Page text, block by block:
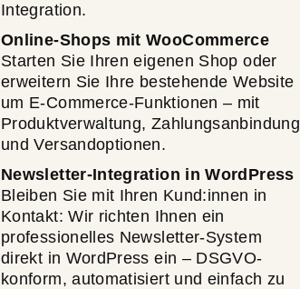
Integration.
Online-Shops mit WooCommerce
Starten Sie Ihren eigenen Shop oder
erweitern Sie Ihre bestehende Website
um E-Commerce-Funktionen – mit
Produktverwaltung, Zahlungsanbindung
und Versandoptionen.
Newsletter-Integration in WordPress
Bleiben Sie mit Ihren Kund:innen in
Kontakt: Wir richten Ihnen ein
professionelles Newsletter-System
direkt in WordPress ein – DSGVO-
konform, automatisiert und einfach zu